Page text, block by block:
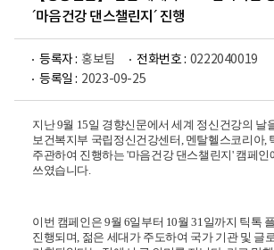
´마음건강 댄스챌린지´ 진행
등록자 : 홍보팀 전화번호 : 0222040019
등록일 : 2023-09-25
지난 9월 15일 경향신문에서 세계 정신건강의 날
보건복지부 국립정신건강센터, 멘탈헬스코리아,
주관하여 진행하는 '마음건강 댄스챌린지' 캠페인
쓰였습니다.
이번 캠페인은 9월 6일부터 10월 31일까지 틱톡
진행되며, 젊은 세대가 주도하여 국가 기관 및 글